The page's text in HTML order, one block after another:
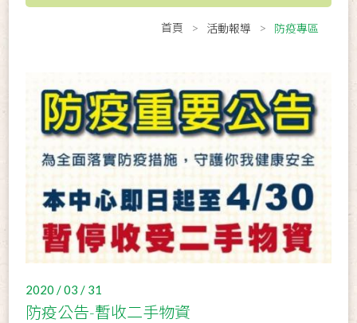
首頁 活動報導 防疫專區
2020 / 03 / 31
防疫公告-暫收二手物資